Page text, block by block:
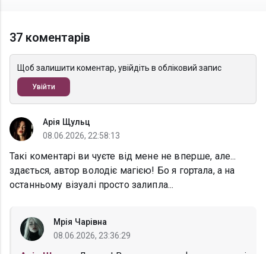
37 коментарів
Щоб залишити коментар, увійдіть в обліковий запис
Увійти
Арія Щульц
08.06.2026, 22:58:13
Такі коментарі ви чуєте від мене не вперше, але...
здається, автор володіє магією! Бо я гортала, а на
останньому візуалі просто залипла...
Мрія Чарівна
08.06.2026, 23:36:29